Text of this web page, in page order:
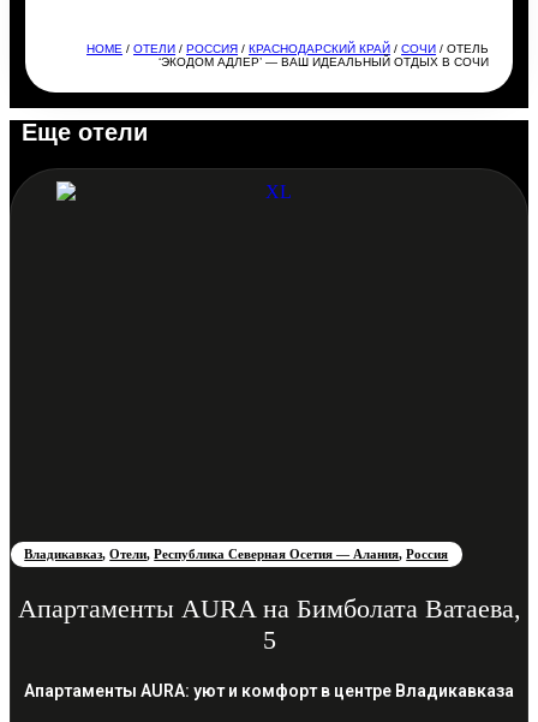
HOME /ОТЕЛИ / РОССИЯ / КРАСНОДАРСКИЙ КРАЙ /СОЧИ / ОТЕЛЬ
‘ЭКОДОМ АДЛЕР’ — ВАШ ИДЕАЛЬНЫЙ ОТДЫХ В СОЧИ
Еще отели
Владикавказ,Отели,Республика Северная Осетия — Алания,Россия
Апартаменты AURA на Бимболата Ватаева,
5
Апартаменты AURA: уют и комфорт в центре Владикавказа